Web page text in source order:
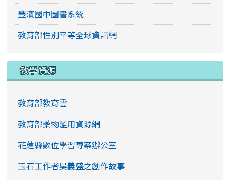
豐濱國中圖書系統
教育部性別平等全球資訊網
教學資源
教育部教育雲
教育部藥物濫用資源網
花蓮縣數位學習專案辦公室
玉石工作者吳義盛之創作故事